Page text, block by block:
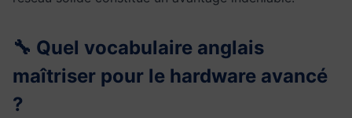
🔧 Quel vocabulaire anglais
maîtriser pour le hardware avancé
?